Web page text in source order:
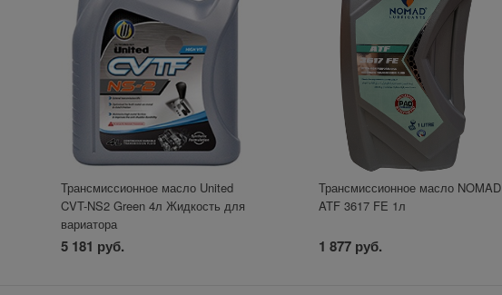
Трансмиссионное масло United
CVT-NS2 Green 4л Жидкость для
вариатора
5 181 руб.
Трансмиссионное масло NOMAD
ATF 3617 FE 1л
1 877 руб.